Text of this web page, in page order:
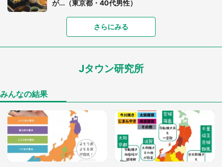
が...（東京都・40代男性）
「富豪すぎ」1歳息子の〝店頭駄々こね〟の内容に1.
7万人驚がく 「お菓子売り場ならまだしも...」「ハ
ードル高い」
「閉所恐怖症の私は新幹線で大パニック。隣席の青
「ゾワゾワする」「本当に気持ち悪い」 道端でバ
グっちゃってた〝野生の野菜〟に6.5万人戦慄
さらにみる
Jタウン研究所
みんなの結果